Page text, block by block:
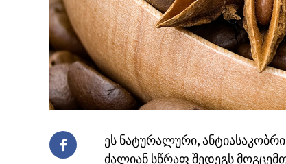
ეს ნატურალური,
ძალიან სწრაფ შედეგს